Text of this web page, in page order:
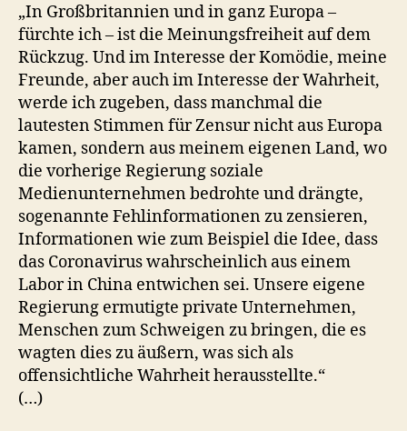
„In Großbritannien und in ganz Europa –
fürchte ich – ist die Meinungsfreiheit auf dem
Rückzug. Und im Interesse der Komödie, meine
Freunde, aber auch im Interesse der Wahrheit,
werde ich zugeben, dass manchmal die
lautesten Stimmen für Zensur nicht aus Europa
kamen, sondern aus meinem eigenen Land, wo
die vorherige Regierung soziale
Medienunternehmen bedrohte und drängte,
sogenannte Fehlinformationen zu zensieren,
Informationen wie zum Beispiel die Idee, dass
das Coronavirus wahrscheinlich aus einem
Labor in China entwichen sei. Unsere eigene
Regierung ermutigte private Unternehmen,
Menschen zum Schweigen zu bringen, die es
wagten dies zu äußern, was sich als
offensichtliche Wahrheit herausstellte.“
(…)